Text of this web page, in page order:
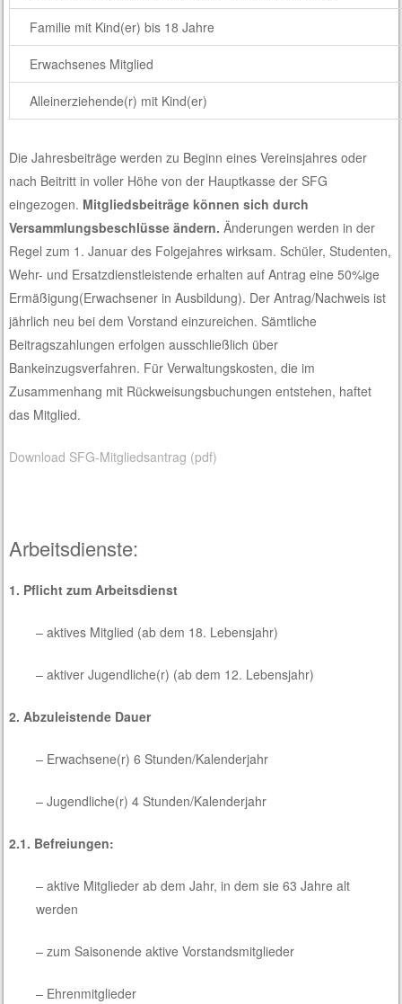
Familie mit Kind(er) bis 18 Jahre
Erwachsenes Mitglied
Alleinerziehende(r) mit Kind(er)
Die Jahresbeiträge werden zu Beginn eines Vereinsjahres oder
nach Beitritt in voller Höhe von der Hauptkasse der SFG
eingezogen. Mitgliedsbeiträge können sich durch
Versammlungsbeschlüsse ändern. Änderungen werden in der
Regel zum 1. Januar des Folgejahres wirksam.Schüler, Studenten,
Wehr- und Ersatzdienstleistende erhalten auf Antrag eine 50%ige
Ermäßigung(Erwachsener in Ausbildung). Der Antrag/Nachweis ist
jährlich neu bei dem Vorstand einzureichen. Sämtliche
Beitragszahlungen erfolgen ausschließlich über
Bankeinzugsverfahren. Für Verwaltungskosten, die im
Zusammenhang mit Rückweisungsbuchungen entstehen, haftet
das Mitglied.
Download SFG-Mitgliedsantrag (pdf)
Arbeitsdienste:
1. Pflicht zum Arbeitsdienst
– aktives Mitglied (ab dem 18. Lebensjahr)
– aktiver Jugendliche(r) (ab dem 12. Lebensjahr)
2. Abzuleistende Dauer
– Erwachsene(r) 6 Stunden/Kalenderjahr
– Jugendliche(r) 4 Stunden/Kalenderjahr
2.1. Befreiungen:
– aktive Mitglieder ab dem Jahr, in dem sie 63 Jahre alt
werden
– zum Saisonende aktive Vorstandsmitglieder
– Ehrenmitglieder